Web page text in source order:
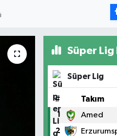
Süper Lig
Süper Lig
# Takım
1 Amed
2